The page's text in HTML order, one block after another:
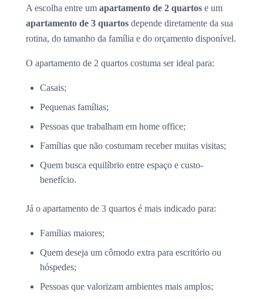
A escolha entre um apartamento de 2 quartos e um
apartamento de 3 quartos depende diretamente da sua
rotina, do tamanho da família e do orçamento disponível.
O apartamento de 2 quartos costuma ser ideal para:
Casais;
Pequenas famílias;
Pessoas que trabalham em home office;
Famílias que não costumam receber muitas visitas;
Quem busca equilíbrio entre espaço e custo-
benefício.
Já o apartamento de 3 quartos é mais indicado para:
Famílias maiores;
Quem deseja um cômodo extra para escritório ou
hóspedes;
Pessoas que valorizam ambientes mais amplos;